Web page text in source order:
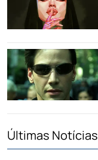
Últimas Notícias